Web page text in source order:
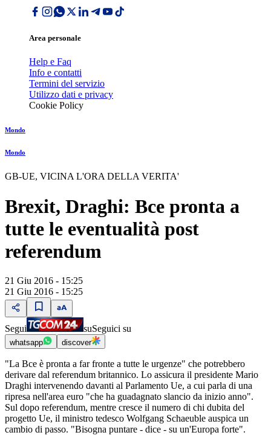
Area personale
Help e Faq
Info e contatti
Termini del servizio
Utilizzo dati e privacy
Cookie Policy
Mondo
Mondo
GB-UE, VICINA L'ORA DELLA VERITA'
Brexit, Draghi: Bce pronta a
tutte le eventualità post
referendum
21 Giu 2016 - 15:25
21 Giu 2016 - 15:25
Segui suSeguici su
whatsapp discover
"La Bce è pronta a far fronte a tutte le urgenze" che potrebbero
derivare dal referendum britannico. Lo assicura il presidente Mario
Draghi intervenendo davanti al Parlamento Ue, a cui parla di una
ripresa nell'area euro "che ha guadagnato slancio da inizio anno".
Sul dopo referendum, mentre cresce il numero di chi dubita del
progetto Ue, il ministro tedesco Wolfgang Schaeuble auspica un
cambio di passo. "Bisogna puntare - dice - su un'Europa forte".